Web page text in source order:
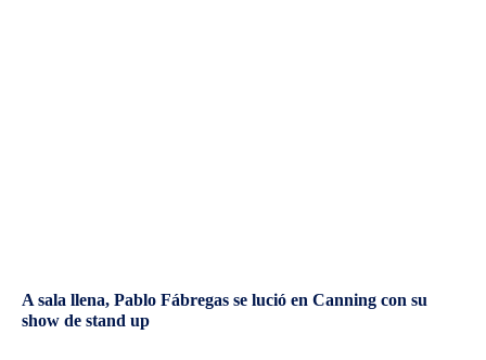
A sala llena, Pablo Fábregas se lució en Canning con su
show de stand up